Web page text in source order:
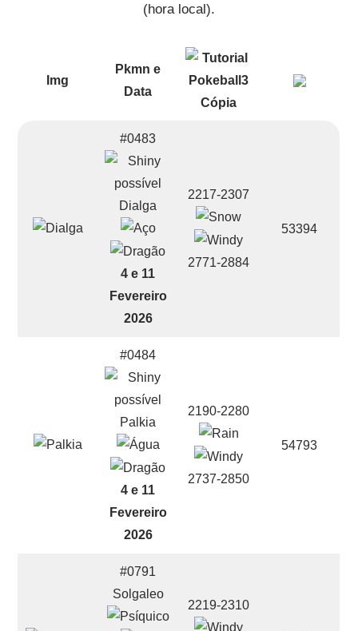
(hora local).
Img
Pkmn e
Data
#0483
Dialga
4 e 11
Fevereiro
2026
2217-2307
2771-2884
53394
#0484
Palkia
4 e 11
Fevereiro
2026
2190-2280
2737-2850
54793
#0791
Solgaleo
2219-2310